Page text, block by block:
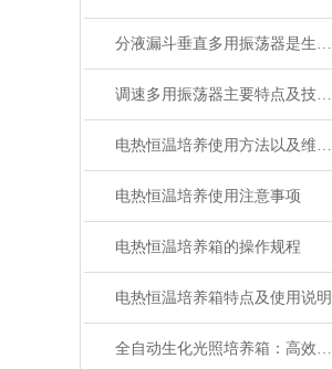
分液漏斗垂直多用振荡器是生物培养*的实验室设备
调速多用振荡器主要特点及技术指标
电热恒温培养使用方法以及维护与保养工作介绍
电热恒温培养使用注意事项
电热恒温培养箱的操作规程
电热恒温培养箱特点及使用说明
全自动生化光照培养箱：高效培养的核心设备